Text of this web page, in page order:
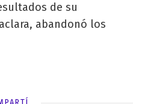
de su
abandonó los